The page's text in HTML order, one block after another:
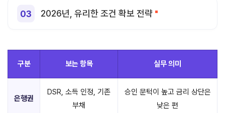
2026년, 유리한 조건 확보 전략
구분 보는 항목 실무 의미
은행권
DSR, 소득 인정, 기존
부채
승인 문턱이 높고 금리 상단은
낮은 편